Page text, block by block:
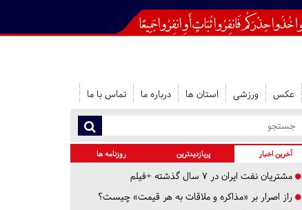
عکس ورزشی استان ها درباره ما تماس با ما
آخرین اخبار پربازدیدترین روزنامه ها
مشتریان نفت ایران در ۷ سال گذشته +فیلم
راز اصرار بر «مذاکره و ملاقات به هر قیمت» چیست؟